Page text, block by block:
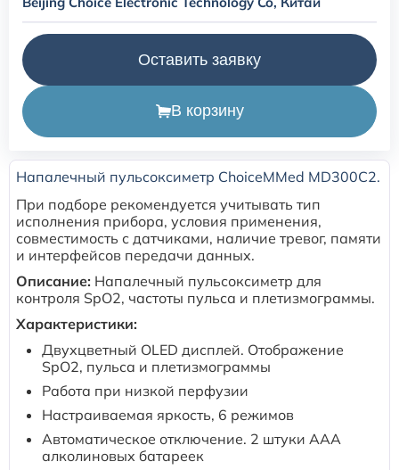
Оставить заявку
В корзину
Напалечный пульсоксиметр ChoiceMMed MD300C2.
При подборе рекомендуется учитывать тип
исполнения прибора, условия применения,
совместимость с датчиками, наличие тревог, памяти
и интерфейсов передачи данных.
Описание: Напалечный пульсоксиметр для
контроля SpO2, частоты пульса и плетизмограммы.
Характеристики:
Двухцветный OLED дисплей. Отображение
SpO2, пульса и плетизмограммы
Работа при низкой перфузии
Настраиваемая яркость, 6 режимов
Автоматическое отключение. 2 штуки ААА
алколиновых батареек
Расходные материалы для транскутанного монитора
Sentec
Расходные материалы к аппарату Авента-М
Расходные материалы к аппаратам ИВЛ Hamilton
Расходные материалы к аппаратам ИВЛ Mindray
Расходные материалы к аппаратам ИВЛ Drager
Расходные материалы к аппаратам Comen
Расходные материалы для ИВЛ Puritan Bennett
Расходные материалы к аппаратам Philips